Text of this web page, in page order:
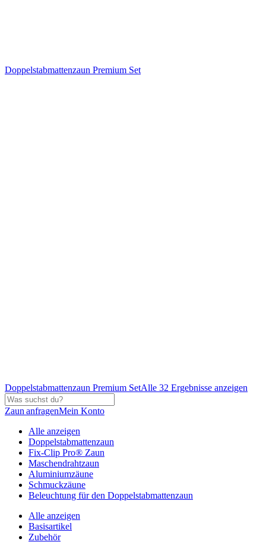
Doppelstabmattenzaun Premium Set
Doppelstabmattenzaun Premium SetAlle 32 Ergebnisse anzeigen
Zaun anfragenMein Konto
Alle anzeigen
Doppelstabmattenzaun
Fix-Clip Pro® Zaun
Maschendrahtzaun
Aluminiumzäune
Schmuckzäune
Beleuchtung für den Doppelstabmattenzaun
Alle anzeigen
Basisartikel
Zubehör